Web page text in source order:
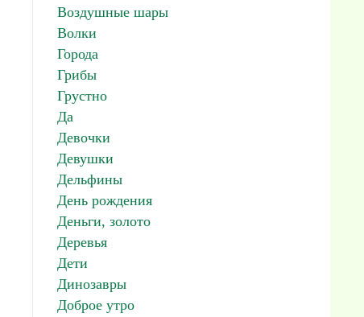
Воздушные шары
Волки
Города
Грибы
Грустно
Да
Девочки
Девушки
Дельфины
День рождения
Деньги, золото
Деревья
Дети
Динозавры
Доброе утро